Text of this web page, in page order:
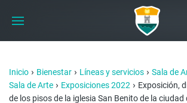
Inicio › Bienestar › Líneas y servicios › Sala de
Sala de Arte › Exposiciones 2022 › Exposición,
de los pisos de la iglesia San Benito de la ciudad